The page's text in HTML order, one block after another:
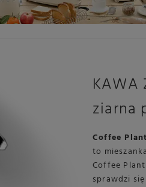
KAWA
ziarna
Coffee
to
Coffee
sprawdzi